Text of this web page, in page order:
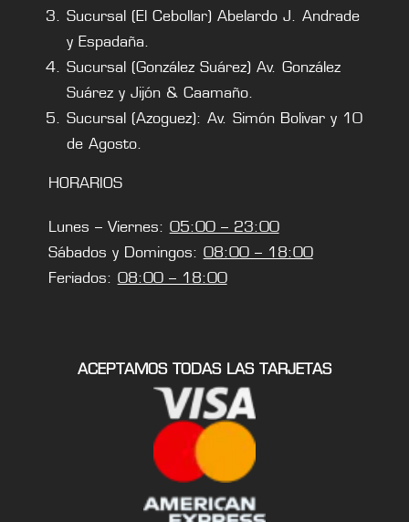
Sucursal (El Cebollar) Abelardo J. Andrade
y Espadaña.
Sucursal (González Suárez) Av. González
Suárez y Jijón & Caamaño.
Sucursal (Azoguez): Av. Simón Bolivar y 10
de Agosto.
HORARIOS
Lunes – Viernes: 05:00 – 23:00
Sábados y Domingos: 08:00 – 18:00
Feriados: 08:00 – 18:00
ACEPTAMOS TODAS LAS TARJETAS